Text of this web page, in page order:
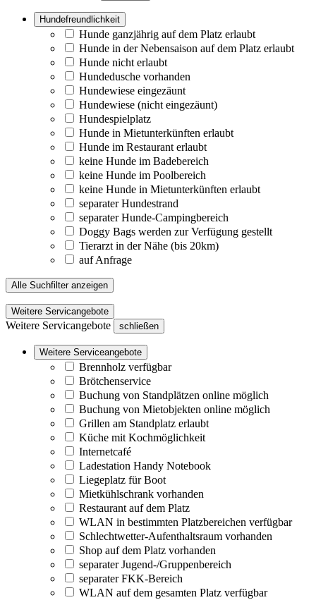
Hundefreundlichkeit
Hunde ganzjährig auf dem Platz erlaubt
Hunde in der Nebensaison auf dem Platz erlaubt
Hunde nicht erlaubt
Hundedusche vorhanden
Hundewiese eingezäunt
Hundewiese (nicht eingezäunt)
Hundespielplatz
Hunde in Mietunterkünften erlaubt
Hunde im Restaurant erlaubt
keine Hunde im Badebereich
keine Hunde im Poolbereich
keine Hunde in Mietunterkünften erlaubt
separater Hundestrand
separater Hunde-Campingbereich
Doggy Bags werden zur Verfügung gestellt
Tierarzt in der Nähe (bis 20km)
auf Anfrage
Alle Suchfilter anzeigen
Weitere Servicangebote
Weitere Servicangebote schließen
Weitere Serviceangebote
Brennholz verfügbar
Brötchenservice
Buchung von Standplätzen online möglich
Buchung von Mietobjekten online möglich
Grillen am Standplatz erlaubt
Küche mit Kochmöglichkeit
Internetcafé
Ladestation Handy Notebook
Liegeplatz für Boot
Mietkühlschrank vorhanden
Restaurant auf dem Platz
WLAN in bestimmten Platzbereichen verfügbar
Schlechtwetter-Aufenthaltsraum vorhanden
Shop auf dem Platz vorhanden
separater Jugend-/Gruppenbereich
separater FKK-Bereich
WLAN auf dem gesamten Platz verfügbar